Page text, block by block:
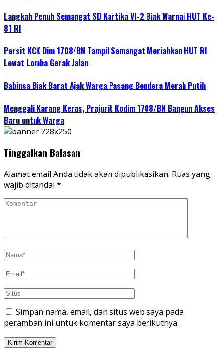
Langkah Penuh Semangat SD Kartika VI-2 Biak Warnai HUT Ke-
81 RI
Persit KCK Dim 1708/BN Tampil Semangat Meriahkan HUT RI
Lewat Lomba Gerak Jalan
Babinsa Biak Barat Ajak Warga Pasang Bendera Merah Putih
Menggali Karang Keras, Prajurit Kodim 1708/BN Bangun Akses
Baru untuk Warga
Tinggalkan Balasan
Alamat email Anda tidak akan dipublikasikan. Ruas yang
wajib ditandai *
Simpan nama, email, dan situs web saya pada
peramban ini untuk komentar saya berikutnya.